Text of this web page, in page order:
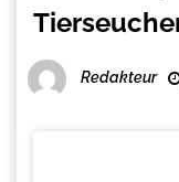
Redakteur